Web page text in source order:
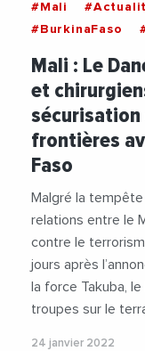
#Mali
#BurkinaFaso
#Sante
Mali : Le
et
sécurisation
frontières
Faso
Malgré la
relations entre le
contre le
jours après
la force Takuba,
troupes sur le
24 janvier 2022